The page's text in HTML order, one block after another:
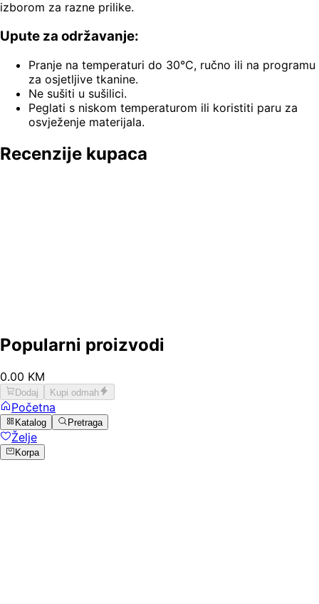
izborom za razne prilike.
Upute za održavanje:
Pranje na temperaturi do 30°C, ručno ili na programu
za osjetljive tkanine.
Ne sušiti u sušilici.
Peglati s niskom temperaturom ili koristiti paru za
osvježenje materijala.
Recenzije kupaca
Popularni proizvodi
0.00 KM
Dodaj Kupi odmah
Početna
Katalog Pretraga
Želje
Korpa